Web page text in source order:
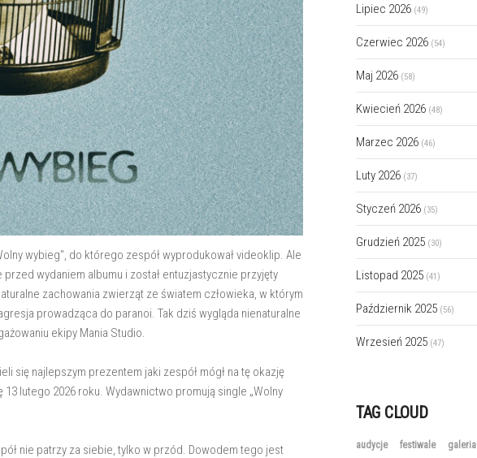
wybieg", do którego zespół wyprodukował videoklip. Ale
wydaniem albumu i został entuzjastycznie przyjęty
zachowania zwierząt ze światem człowieka, w którym
prowadząca do paranoi. Tak dziś wygląda nienaturalne
ekipy Mania Studio.
się najlepszym prezentem jaki zespół mógł na tę okazję
lutego 2026 roku. Wydawnictwo promują single „Wolny
nie patrzy za siebie, tylko w przód. Dowodem tego jest
Lipiec 2026 (49)
Czerwiec 2026 (54)
Maj 2026 (58)
Kwiecień 2026 (48)
Marzec 2026 (46)
Luty 2026 (37)
Styczeń 2026 (35)
Grudzień 2025 (30)
Listopad 2025 (41)
Październik 2025 (56)
Wrzesień 2025 (47)
TAG CLOUD
audycje festiwale galeria